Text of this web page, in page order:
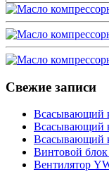
Свежие записи
Всасывающий
Всасывающий
Всасывающий
Винтовой
Вентилятор